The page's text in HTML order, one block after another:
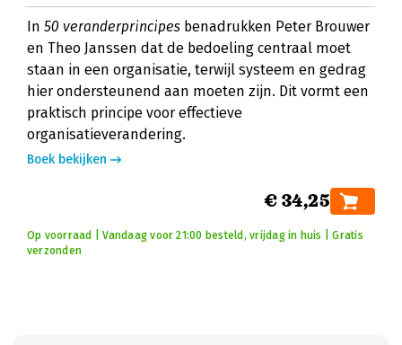
In 50 veranderprincipes benadrukken Peter Brouwer
en Theo Janssen dat de bedoeling centraal moet
staan in een organisatie, terwijl systeem en gedrag
hier ondersteunend aan moeten zijn. Dit vormt een
praktisch principe voor effectieve
organisatieverandering.
Boek bekijken
€ 34,25
Op voorraad | Vandaag voor 21:00 besteld, vrijdag in huis | Gratis
verzonden